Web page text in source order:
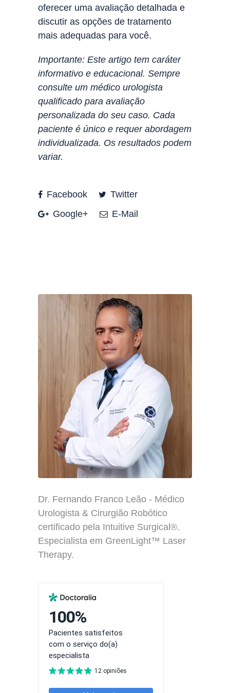
oferecer uma avaliação detalhada e
discutir as opções de tratamento
mais adequadas para você.
Importante: Este artigo tem caráter
informativo e educacional. Sempre
consulte um médico urologista
qualificado para avaliação
personalizada do seu caso. Cada
paciente é único e requer abordagem
individualizada. Os resultados podem
variar.
Facebook
Twitter
Google+
E-Mail
Dr. Fernando Franco Leão - Médico
Urologista & Cirurgião Robótico
certificado pela Intuitive Surgical®.
Especialista em GreenLight™ Laser
Therapy.